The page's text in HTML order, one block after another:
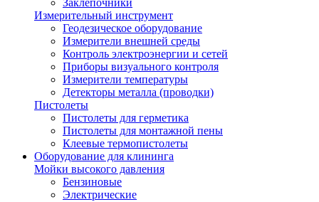
Заклепочники
Измерительный инструмент
Геодезическое оборудование
Измерители внешней среды
Контроль электроэнергии и сетей
Приборы визуального контроля
Измерители температуры
Детекторы металла (проводки)
Пистолеты
Пистолеты для герметика
Пистолеты для монтажной пены
Клеевые термопистолеты
Оборудование для клининга
Мойки высокого давления
Бензиновые
Электрические